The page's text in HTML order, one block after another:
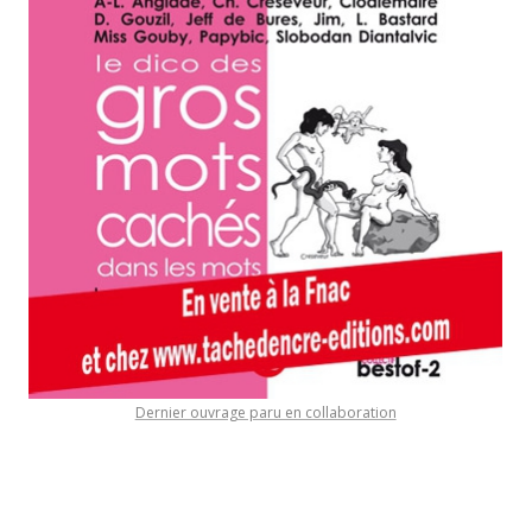
Dernier ouvrage paru en collaboration